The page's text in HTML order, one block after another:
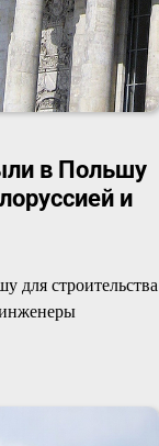
в Польшу
и
строительства